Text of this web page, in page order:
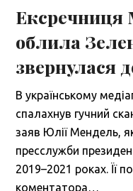
Ексречниця
облила
звернулася
В українському
спалахнув гучний
заяв Юлії Мендель,
пресслужби
2019–2021 роках. Її
коментатора…